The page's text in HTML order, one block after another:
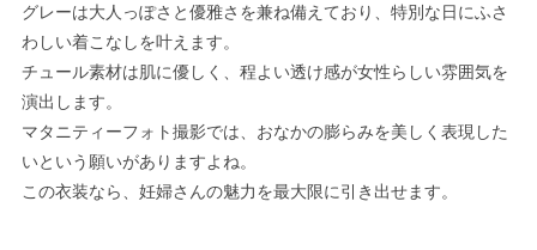
グレーは大人っぽさと優雅さを兼ね備えており、特別な日にふさ
わしい着こなしを叶えます。
チュール素材は肌に優しく、程よい透け感が女性らしい雰囲気を
演出します。
マタニティーフォト撮影では、おなかの膨らみを美しく表現した
いという願いがありますよね。
この衣装なら、妊婦さんの魅力を最大限に引き出せます。